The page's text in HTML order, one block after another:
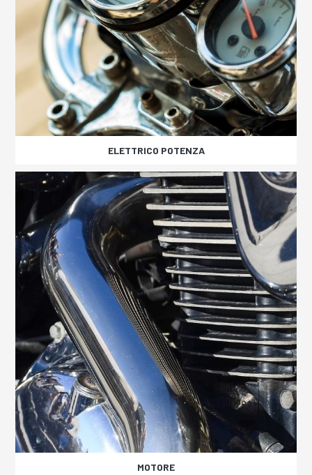
ELETTRICO POTENZA
MOTORE